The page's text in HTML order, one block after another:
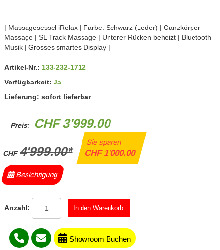
| Massagesessel iRelax | Farbe: Schwarz (Leder) | Ganzkörper
Massage | SL Track Massage | Unterer Rücken beheizt | Bluetooth
Musik | Grosses smartes Display |
Artikel-Nr.: 133-232-1712
Verfügbarkeit: Ja
Lieferung: sofort lieferbar
Preis: CHF 3'999.00
CHF4'999.00*
Sie sparen
CHF 1'000.00
Besichtigung
Anzahl:
Showroom Buchen